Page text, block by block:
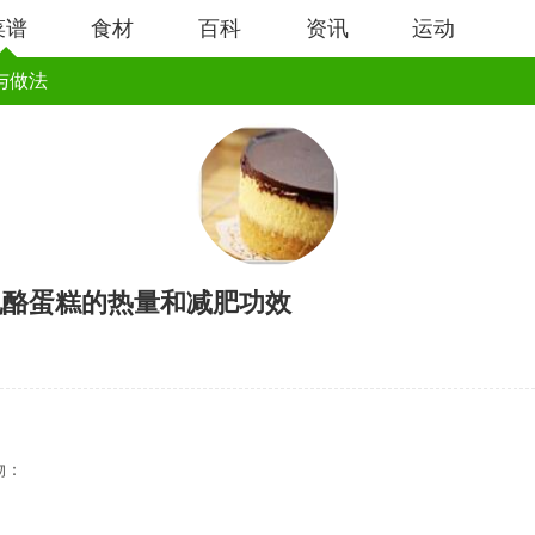
谱 食材 百科 资讯 运动
做法
蛋糕的热量和减肥功效